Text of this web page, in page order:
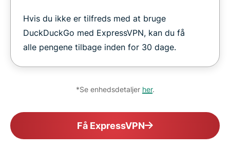
Hvis du ikke er tilfreds med at bruge
DuckDuckGo med ExpressVPN, kan du få
alle pengene tilbage inden for 30 dage.
*Se enhedsdetaljer her.
Få ExpressVPN